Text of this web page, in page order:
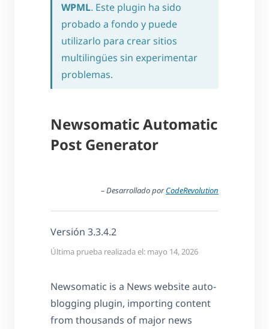
WPML. Este plugin ha sido
probado a fondo y puede
utilizarlo para crear sitios
multilingües sin experimentar
problemas.
Newsomatic Automatic
Post Generator
– Desarrollado porCodeRevolution
Versión 3.3.4.2
Última prueba realizada el: mayo 14, 2026
Newsomatic is a News website auto-
blogging plugin, importing content
from thousands of major news